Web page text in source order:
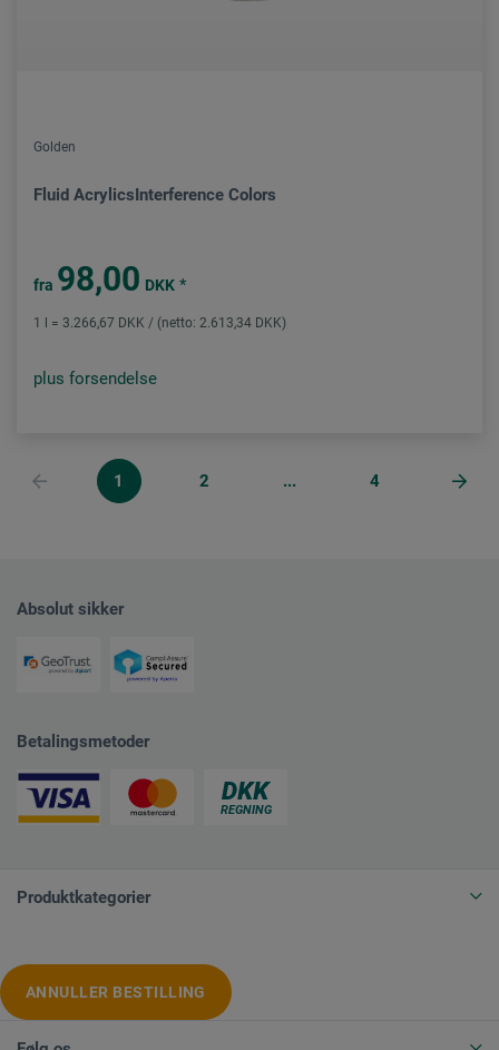
Golden
Fluid AcrylicsInterference Colors
fra 98,00 DKK *
1 l = 3.266,67 DKK / (netto: 2.613,34 DKK)
plus forsendelse
1 2 ... 4
Absolut sikker
Betalingsmetoder
Produktkategorier
ANNULLER BESTILLING